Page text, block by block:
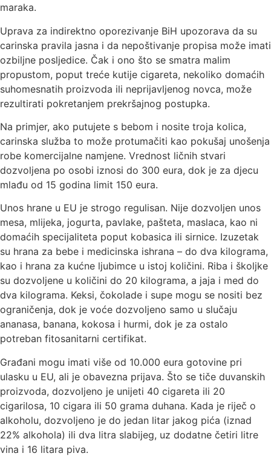
maraka.
Uprava za indirektno oporezivanje BiH upozorava da su
carinska pravila jasna i da nepoštivanje propisa može imati
ozbiljne posljedice. Čak i ono što se smatra malim
propustom, poput treće kutije cigareta, nekoliko domaćih
suhomesnatih proizvoda ili neprijavljenog novca, može
rezultirati pokretanjem prekršajnog postupka.
Na primjer, ako putujete s bebom i nosite troja kolica,
carinska služba to može protumačiti kao pokušaj unošenja
robe komercijalne namjene. Vrednost ličnih stvari
dozvoljena po osobi iznosi do 300 eura, dok je za djecu
mlađu od 15 godina limit 150 eura.
Unos hrane u EU je strogo regulisan. Nije dozvoljen unos
mesa, mlijeka, jogurta, pavlake, pašteta, maslaca, kao ni
domaćih specijaliteta poput kobasica ili sirnice. Izuzetak
su hrana za bebe i medicinska ishrana – do dva kilograma,
kao i hrana za kućne ljubimce u istoj količini. Riba i školjke
su dozvoljene u količini do 20 kilograma, a jaja i med do
dva kilograma. Keksi, čokolade i supe mogu se nositi bez
ograničenja, dok je voće dozvoljeno samo u slučaju
ananasa, banana, kokosa i hurmi, dok je za ostalo
potreban fitosanitarni certifikat.
Građani mogu imati više od 10.000 eura gotovine pri
ulasku u EU, ali je obavezna prijava. Što se tiče duvanskih
proizvoda, dozvoljeno je unijeti 40 cigareta ili 20
cigarilosa, 10 cigara ili 50 grama duhana. Kada je riječ o
alkoholu, dozvoljeno je do jedan litar jakog pića (iznad
22% alkohola) ili dva litra slabijeg, uz dodatne četiri litre
vina i 16 litara piva.